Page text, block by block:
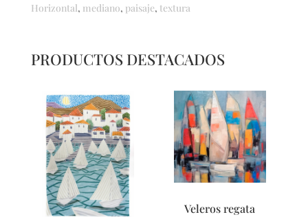
Horizontal, mediano, paisaje, textura
PRODUCTOS DESTACADOS
Veleros regata